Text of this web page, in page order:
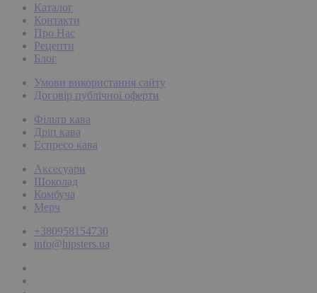
Каталог
Контакти
Про Нас
Рецепти
Блог
Умови використання сайту
Договір публічної оферти
Фільтр кава
Дріп кава
Еспресо кава
Аксесуари
Шоколад
Комбуча
Мерч
+380958154730
info@hipsters.ua